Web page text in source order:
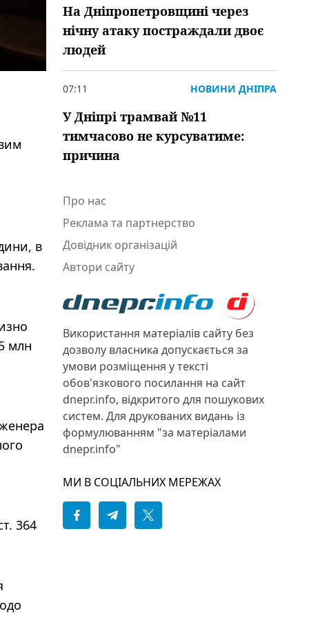
в
млн
364
На Дніпропетровщині через
нічну атаку постраждали двоє
людей
07:11 НОВИНИ ДНІПРА
У Дніпрі трамвай №11
тимчасово не курсуватиме:
причина
Про нас
Реклама та партнерство
Довідник організацій
Автори сайту
Використання матеріалів сайту без
дозволу власника допускається за
умови розміщення у тексті
обов'язкового посилання на сайт
dnepr.info, відкритого для пошукових
систем. Для друкованих видань із
формулюванням "за матеріалами
dnepr.info"
МИ В СОЦІАЛЬНИХ МЕРЕЖАХ